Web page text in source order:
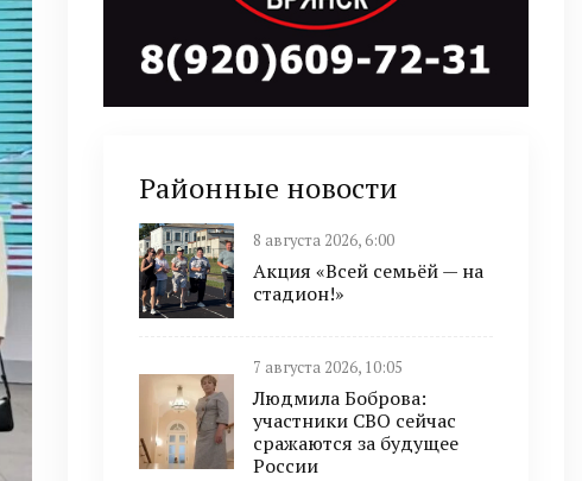
Районные новости
8 августа 2026, 6:00
Акция «Всей семьёй — на
стадион!»
7 августа 2026, 10:05
Людмила Боброва:
участники СВО сейчас
сражаются за будущее
России